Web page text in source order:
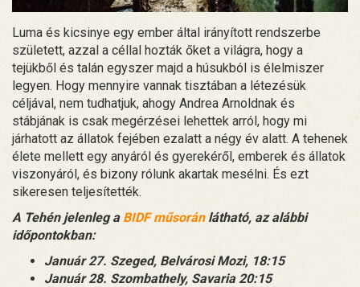
Luma és kicsinye egy ember által irányított rendszerbe
született, azzal a céllal hozták őket a világra, hogy a
tejükből és talán egyszer majd a húsukból is élelmiszer
legyen. Hogy mennyire vannak tisztában a létezésük
céljával, nem tudhatjuk, ahogy Andrea Arnoldnak és
stábjának is csak megérzései lehettek arról, hogy mi
járhatott az állatok fejében ezalatt a négy év alatt. A tehenek
élete mellett egy anyáról és gyerekéről, emberek és állatok
viszonyáról, és bizony rólunk akartak mesélni. És ezt
sikeresen teljesítették.
A Tehén jelenleg a BIDF műsoránlátható, az alábbi
időpontokban:
Január 27. Szeged, Belvárosi Mozi, 18:15
Január 28. Szombathely, Savaria 20:15